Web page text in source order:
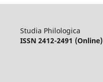
Studia Philologica
ISSN 2412-2491 (Online)